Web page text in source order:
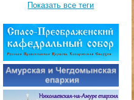
Показать все теги